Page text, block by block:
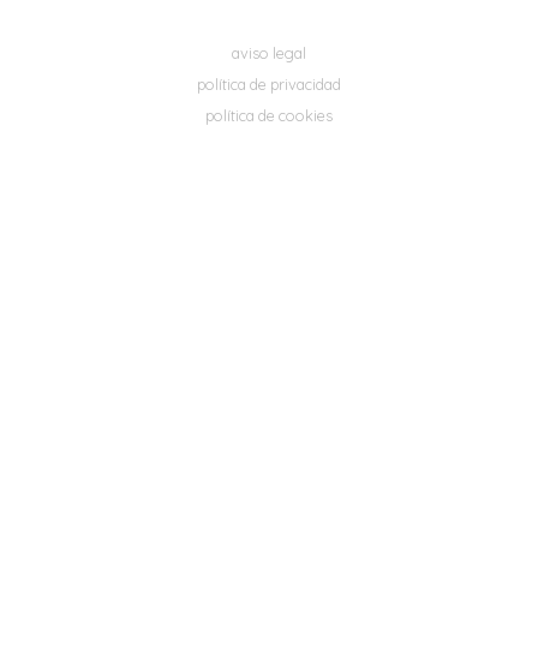
aviso legal
política de privacidad
política de cookies